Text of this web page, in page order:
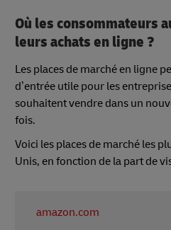
Où les consommateurs
leurs achats en ligne ?
Les places de marché en ligne
d’entrée utile pour les
souhaitent vendre dans un
fois.
Voici les places de marché les
Unis, en fonction de la part de
amazon.com